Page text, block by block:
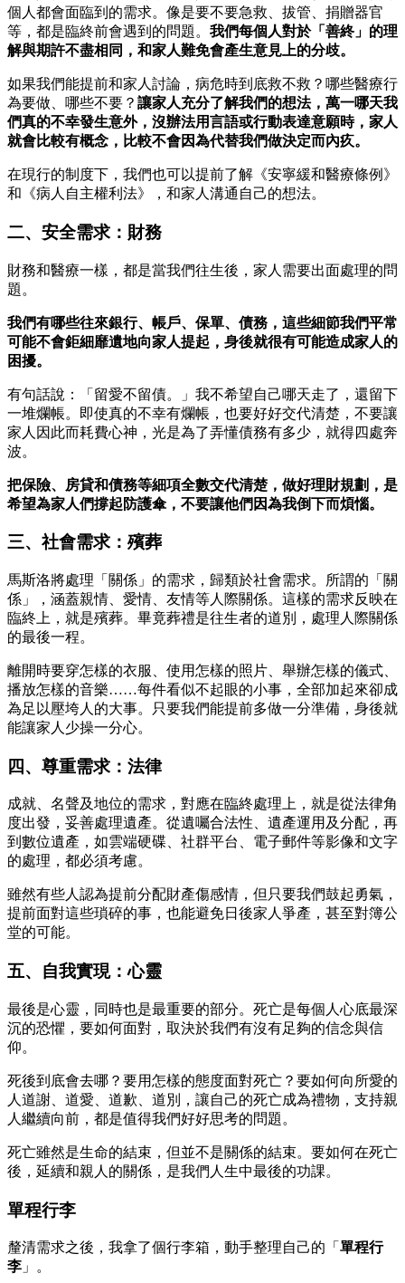
個人都會面臨到的需求。像是要不要急救、拔管、捐贈器官
等，都是臨終前會遇到的問題。 我們每個人對於「善終」的理
解與期許不盡相同，和家人難免會產生意見上的分歧。
如果我們能提前和家人討論，病危時到底救不救？哪些醫療行
為要做、哪些不要？ 讓家人充分了解我們的想法，萬一哪天我
們真的不幸發生意外，沒辦法用言語或行動表達意願時，家人
就會比較有概念，比較不會因為代替我們做決定而內疚。
在現行的制度下，我們也可以提前了解《安寧緩和醫療條例》
和《病人自主權利法》，和家人溝通自己的想法。
二、安全需求：財務
財務和醫療一樣，都是當我們往生後，家人需要出面處理的問
題。
我們有哪些往來銀行、帳戶、保單、債務，這些細節我們平常
可能不會鉅細靡遺地向家人提起，身後就很有可能造成家人的
困擾。
有句話說：「留愛不留債。」我不希望自己哪天走了，還留下
一堆爛帳。即使真的不幸有爛帳，也要好好交代清楚，不要讓
家人因此而耗費心神，光是為了弄懂債務有多少，就得四處奔
波。
把保險、房貸和債務等細項全數交代清楚，做好理財規劃，是
希望為家人們撐起防護傘，不要讓他們因為我倒下而煩惱。
三、社會需求：殯葬
馬斯洛將處理「關係」的需求，歸類於社會需求。所謂的「關
係」，涵蓋親情、愛情、友情等人際關係。這樣的需求反映在
臨終上，就是殯葬。畢竟葬禮是往生者的道別，處理人際關係
的最後一程。
離開時要穿怎樣的衣服、使用怎樣的照片、舉辦怎樣的儀式、
播放怎樣的音樂……每件看似不起眼的小事，全部加起來卻成
為足以壓垮人的大事。只要我們能提前多做一分準備，身後就
能讓家人少操一分心。
四、尊重需求：法律
成就、名聲及地位的需求，對應在臨終處理上，就是從法律角
度出發，妥善處理遺產。從遺囑合法性、遺產運用及分配，再
到數位遺產，如雲端硬碟、社群平台、電子郵件等影像和文字
的處理，都必須考慮。
雖然有些人認為提前分配財產傷感情，但只要我們鼓起勇氣，
提前面對這些瑣碎的事，也能避免日後家人爭產，甚至對簿公
堂的可能。
五、自我實現：心靈
最後是心靈，同時也是最重要的部分。死亡是每個人心底最深
沉的恐懼，要如何面對，取決於我們有沒有足夠的信念與信
仰。
死後到底會去哪？要用怎樣的態度面對死亡？要如何向所愛的
人道謝、道愛、道歉、道別，讓自己的死亡成為禮物，支持親
人繼續向前，都是值得我們好好思考的問題。
死亡雖然是生命的結束，但並不是關係的結束。要如何在死亡
後，延續和親人的關係，是我們人生中最後的功課。
單程行李
釐清需求之後，我拿了個行李箱，動手整理自己的「 單程行
李 」。